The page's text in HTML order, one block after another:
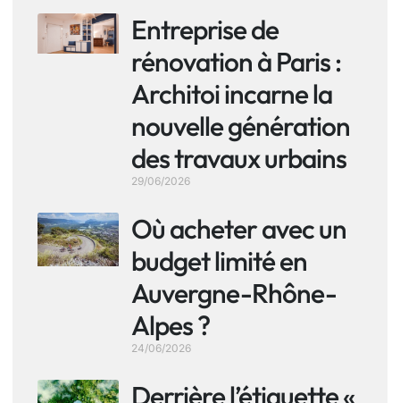
Entreprise de
rénovation à Paris :
Architoi incarne la
nouvelle génération
des travaux urbains
29/06/2026
Où acheter avec un
budget limité en
Auvergne-Rhône-
Alpes ?
24/06/2026
Derrière l’étiquette «